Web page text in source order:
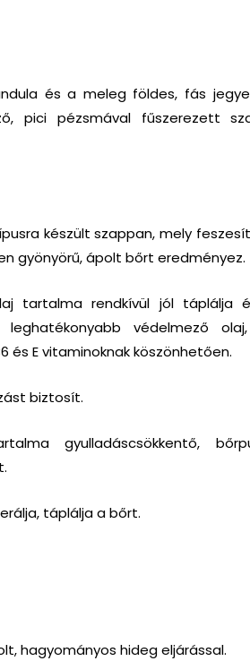
és a meleg földes, fás
pici pézsmával fűszerezett
készült szappan, mely
gyönyörű, ápolt bőrt eredményez.
tartalma rendkívül jól táplálja
védelmező
és E vitaminoknak köszönhetően.
biztosít.
gyulladáscsökkentő,
táplálja a bőrt.
hagyományos hideg eljárással.